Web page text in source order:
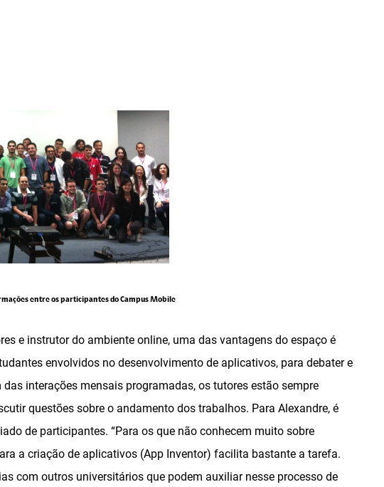
entre os participantes do Campus Mobile
e instrutor do ambiente online, uma das vantagens do espaço é
envolvidos no desenvolvimento de aplicativos, para debater e
interações mensais programadas, os tutores estão sempre
questões sobre o andamento dos trabalhos. Para Alexandre, é
de participantes. “Para os que não conhecem muito sobre
a criação de aplicativos (App Inventor) facilita bastante a tarefa.
com outros universitários que podem auxiliar nesse processo de